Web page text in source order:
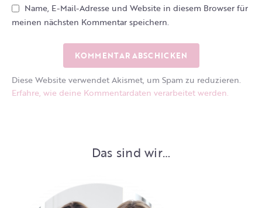
Name, E-Mail-Adresse und Website in diesem Browser für
meinen nächsten Kommentar speichern.
Diese Website verwendet Akismet, um Spam zu reduzieren.
Erfahre, wie deine Kommentardaten verarbeitet werden.
Das sind wir…